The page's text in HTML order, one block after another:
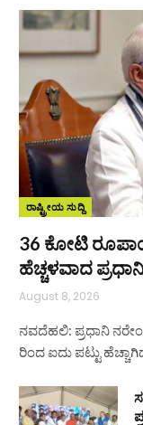
ರಾಷ್ಟ್ರೀಯ ಸುದ್ದಿ
36 ಕೋಟಿ
ಹೆಚ್ಚಳವಾದ
August 8, 2026
ನವದೆಹಲಿ: ಪ್ರಧಾನಿ
ರಿಂದ ಐದು ಪಟ್ಟು